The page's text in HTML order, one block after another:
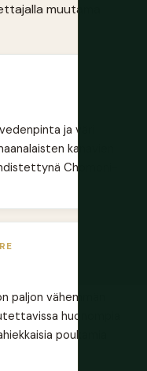
muutama
ja väri
kanavien
Chomoni-
paljon vähemmän
huonompia
poukamia